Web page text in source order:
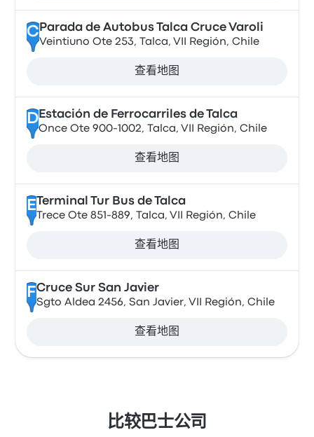
CParada de Autobus Talca Cruce Varoli
Veintiuno Ote 253, Talca, VII Región, Chile
查看地图
DEstación de Ferrocarriles de Talca
Once Ote 900-1002, Talca, VII Región, Chile
查看地图
E Terminal Tur Bus de Talca
Trece Ote 851-889, Talca, VII Región, Chile
查看地图
FCruce Sur San Javier
Sgto Aldea 2456, San Javier, VII Región, Chile
查看地图
比较巴士公司